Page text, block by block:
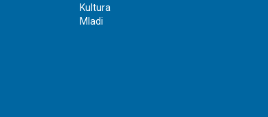
Kultura
Mladi